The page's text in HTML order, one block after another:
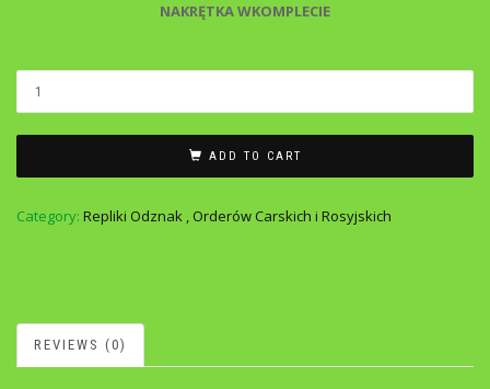
NAKRĘTKA WKOMPLECIE
ADD TO CART
Category: Repliki Odznak , Orderów Carskich i Rosyjskich
REVIEWS (0)